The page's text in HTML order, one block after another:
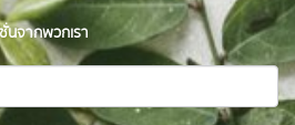
นจากพวกเรา